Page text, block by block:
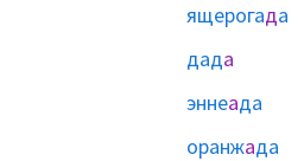
ящерогада
дада
эннеада
оранжада